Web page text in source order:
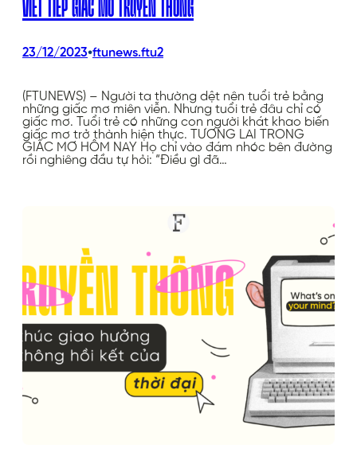
23/12/2023•ftunews.ftu2
(FTUNEWS) – Người ta thường dệt nên tuổi trẻ bằng
những giấc mơ miên viễn. Nhưng tuổi trẻ đâu chỉ có
giấc mơ. Tuổi trẻ có những con người khát khao biến
giấc mơ trở thành hiện thực. TƯƠNG LAI TRONG
GIẤC MƠ HÔM NAY Họ chỉ vào đám nhóc bên đường
rồi nghiêng đầu tự hỏi: “Điều gì đã…